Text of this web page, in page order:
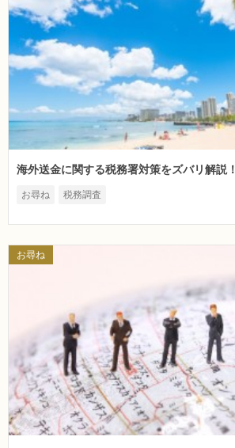
海外送金に関する税務署対策をズバリ解説！
お尋ね 税務調査
お尋ね